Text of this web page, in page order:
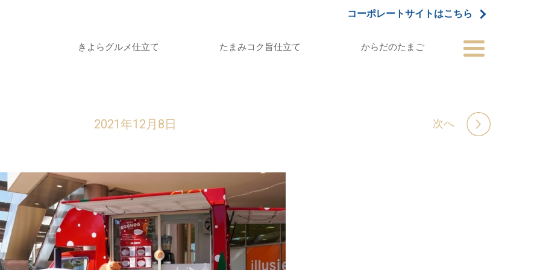
コーポレートサイトはこちら
きよらグルメ仕立て たまみコク旨仕立て からだのたまご
2021年12月8日 次へ